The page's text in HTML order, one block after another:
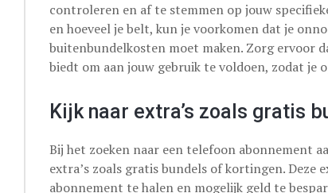
controleren en af te stemmen op jouw
en hoeveel je belt, kun je voorkomen dat je
buitenbundelkosten moet maken. Zorg ervoor
biedt om aan jouw gebruik te voldoen, zodat
Kijk naar extra’s zoals gratis
Bij het zoeken naar een telefoon abonnement
extra’s zoals gratis bundels of kortingen. Deze
abonnement te halen en mogelijk geld te